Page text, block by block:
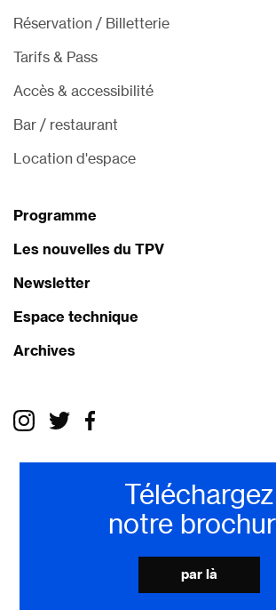
Réservation / Billetterie
Tarifs & Pass
Accès & accessibilité
Bar / restaurant
Location d'espace
Programme
Les nouvelles du TPV
Newsletter
Espace technique
Archives
Téléchargez
notre
par là